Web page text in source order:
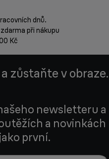
dnů.
při nákupu
Kč
zůstaňte v obraze.
newsletteru a
a novinkách
první.